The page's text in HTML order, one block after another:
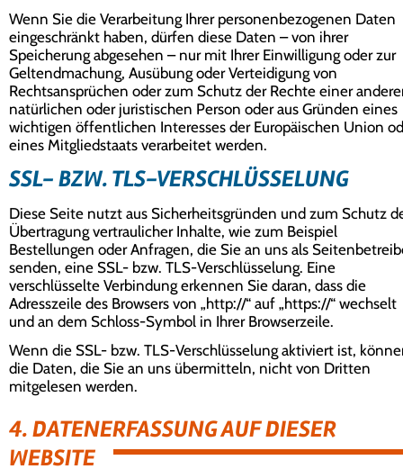
Wenn Sie die Verarbeitung Ihrer personenbezogenen Daten
eingeschränkt haben, dürfen diese Daten – von ihrer
Speicherung abgesehen – nur mit Ihrer Einwilligung oder zur
Geltendmachung, Ausübung oder Verteidigung von
Rechtsansprüchen oder zum Schutz der Rechte einer
natürlichen oder juristischen Person oder aus Gründen eines
wichtigen öffentlichen Interesses der Europäischen Union
eines Mitgliedstaats verarbeitet werden.
SSL- BZW. TLS-VERSCHLÜSSELUNG
Diese Seite nutzt aus Sicherheitsgründen und zum Schutz
Übertragung vertraulicher Inhalte, wie zum Beispiel
Bestellungen oder Anfragen, die Sie an uns als
senden, eine SSL- bzw. TLS-Verschlüsselung. Eine
verschlüsselte Verbindung erkennen Sie daran, dass die
Adresszeile des Browsers von „http://“ auf „https://“ wechselt
und an dem Schloss-Symbol in Ihrer Browserzeile.
Wenn die SSL- bzw. TLS-Verschlüsselung aktiviert ist,
die Daten, die Sie an uns übermitteln, nicht von Dritten
mitgelesen werden.
4. DATENERFASSUNG AUF DIESER
WEBSITE